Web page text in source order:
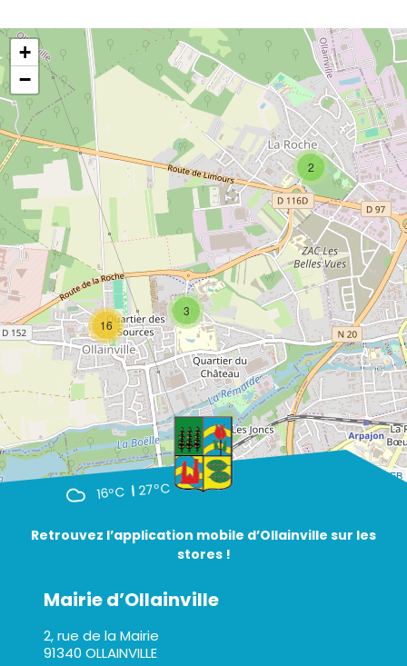
2
3
16
+
−
Leaflet A3 WEB
16°C 27°C
Retrouvez l’application mobile d’Ollainville sur les
stores !
Mairie d’Ollainville
2, rue de la Mairie
91340 OLLAINVILLE